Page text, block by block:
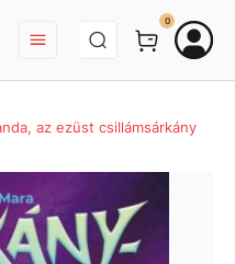
BEJELENTKEZÉS
0
az ezüst csillámsárkány